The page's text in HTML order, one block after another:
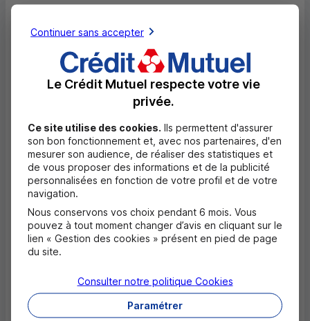
Services
Retrait de billets EUR
Dépôt valorisé de billets EUR
Dépôt valorisé de chèques EUR
Equipement pour déficients visuels
Masquer
Questions fréquentes
Quels documents sont nécessaires à
Où trouver les numéros d'urgence ?
Continuer sans accepter
Le Crédit Mutuel respecte votre vie
privée.
Ce site utilise des cookies. Ils permettent d'assurer
son bon fonctionnement et, avec nos partenaires, d'en
mesurer son audience, de réaliser des statistiques et
de vous proposer des informations et de la publicité
personnalisées en fonction de votre profil et de votre
navigation.
Nous conservons vos choix pendant 6 mois. Vous
pouvez à tout moment changer d’avis en cliquant sur le
lien « Gestion des cookies » présent en pied de page
du site.
Paramétrer
Consulter notre politique Cookies